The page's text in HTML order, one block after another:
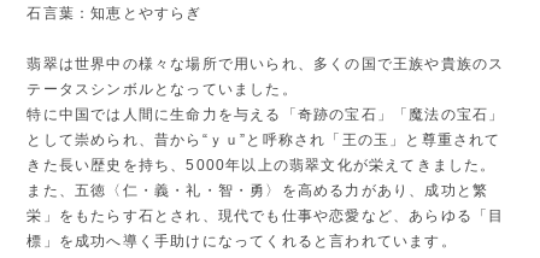
石言葉：知恵とやすらぎ
翡翠は世界中の様々な場所で用いられ、多くの国で王族や貴族のス
テータスシンボルとなっていました。
特に中国では人間に生命力を与える「奇跡の宝石」「魔法の宝石」
として崇められ、昔から“ｙｕ”と呼称され「王の玉」と尊重されて
きた長い歴史を持ち、5000年以上の翡翠文化が栄えてきました。
また、五徳〈仁・義・礼・智・勇〉を高める力があり、成功と繁
栄」をもたらす石とされ、現代でも仕事や恋愛など、あらゆる「目
標」を成功へ導く手助けになってくれると言われています。